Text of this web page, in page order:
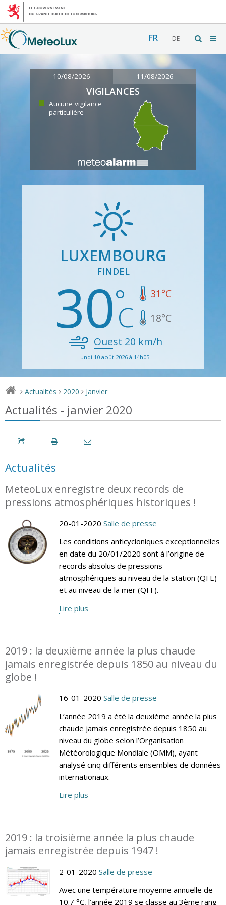
FR DE
10/08/2026 11/08/2026
VIGILANCES
Aucune vigilance
particulière
LUXEMBOURG
FINDEL
30 31°C
18°C
Ouest 20 km/h
Lundi 10 août 2026 à 14h05
> Actualités > 2020 > Janvier
Actualités - janvier 2020
Actualités
MeteoLux enregistre deux records de
pressions atmosphériques historiques !
20-01-2020 Salle de presse
Les conditions anticycloniques exceptionnelles
en date du 20/01/2020 sont à l’origine de
records absolus de pressions
atmosphériques au niveau de la station (QFE)
et au niveau de la mer (QFF).
Lire plus
2019 : la deuxième année la plus chaude
jamais enregistrée depuis 1850 au niveau du
globe !
16-01-2020 Salle de presse
L’année 2019 a été la deuxième année la plus
chaude jamais enregistrée depuis 1850 au
niveau du globe selon l’Organisation
Météorologique Mondiale (OMM), ayant
analysé cinq différents ensembles de données
internationaux.
Lire plus
2019 : la troisième année la plus chaude
jamais enregistrée depuis 1947 !
2-01-2020 Salle de presse
Avec une température moyenne annuelle de
10.7 °C, l’année 2019 se classe au 3ème rang